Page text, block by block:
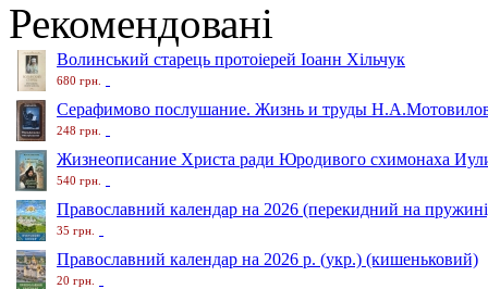
Рекомендовані
Волинський старець протоіерей Іоанн Хільчук
680 грн.
Серафимово послушание. Жизнь и труды
248 грн.
Жизнеописание Христа ради Юродивого схимонаха
540 грн.
Православний календар на 2026 (перекидний на
35 грн.
Православний календар на 2026 р. (укр.) (кишеньковий)
20 грн.